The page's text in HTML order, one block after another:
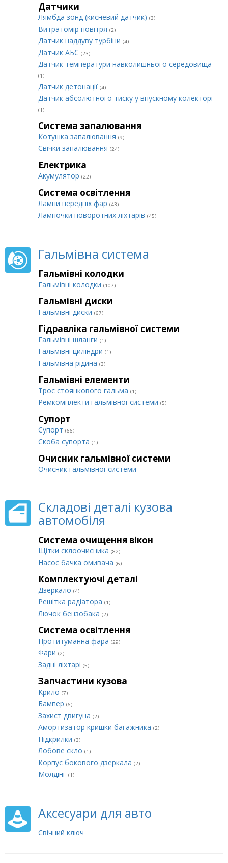
Датчики
Лямбда зонд (кисневий датчик) (3)
Витратомір повітря (2)
Датчик наддуву турбіни (4)
Датчик АБС (23)
Датчик температури навколишнього середовища
(1)
Датчик детонації (4)
Датчик абсолютного тиску у впускному колекторі
(1)
Система запалювання
Котушка запалювання (9)
Свічки запалювання (24)
Електрика
Акумулятор (22)
Система освітлення
Лампи передніх фар (43)
Лампочки поворотних ліхтарів (45)
Гальмівна система
Гальмівні колодки
Гальмівні колодки (107)
Гальмівні диски
Гальмівні диски (67)
Гідравліка гальмівної системи
Гальмівні шланги (1)
Гальмівні циліндри (1)
Гальмівна рідина (3)
Гальмівні елементи
Трос стоянкового гальма (1)
Ремкомплекти гальмівної системи (5)
Супорт
Супорт (66)
Cкоба супорта (1)
Очисник гальмівної системи
Очисник гальмівної системи
Складові деталі кузова
автомобіля
Система очищення вікон
Щітки склоочисника (82)
Насос бачка омивача (6)
Комплектуючі деталі
Дзеркало (4)
Решітка радіатора (1)
Лючок бензобака (2)
Система освітлення
Протитуманна фара (29)
Фари (2)
Задні ліхтарі (5)
Запчастини кузова
Крило (7)
Бампер (6)
Захист двигуна (2)
Амортизатор кришки багажника (2)
Підкрилки (3)
Лобове скло (1)
Корпус бокового дзеркала (2)
Молдінг (1)
Аксесуари для авто
Свічний ключ